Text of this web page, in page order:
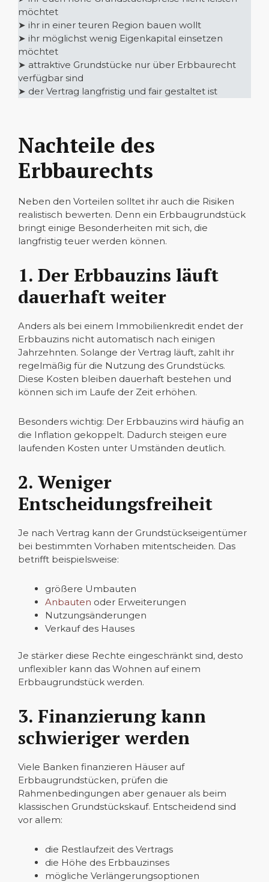
möchtet
➤ ihr in einer teuren Region bauen wollt
➤ ihr möglichst wenig Eigenkapital einsetzen
möchtet
➤ attraktive Grundstücke nur über Erbbaurecht
verfügbar sind
➤ der Vertrag langfristig und fair gestaltet ist
Nachteile des
Erbbaurechts
Neben den Vorteilen solltet ihr auch die Risiken
realistisch bewerten. Denn ein Erbbaugrundstück
bringt einige Besonderheiten mit sich, die
langfristig teuer werden können.
1. Der Erbbauzins läuft
dauerhaft weiter
Anders als bei einem Immobilienkredit endet der
Erbbauzins nicht automatisch nach einigen
Jahrzehnten. Solange der Vertrag läuft, zahlt ihr
regelmäßig für die Nutzung des Grundstücks.
Diese Kosten bleiben dauerhaft bestehen und
können sich im Laufe der Zeit erhöhen.
Besonders wichtig: Der Erbbauzins wird häufig an
die Inflation gekoppelt. Dadurch steigen eure
laufenden Kosten unter Umständen deutlich.
2. Weniger
Entscheidungsfreiheit
Je nach Vertrag kann der Grundstückseigentümer
bei bestimmten Vorhaben mitentscheiden. Das
betrifft beispielsweise:
größere Umbauten
Anbauten oder Erweiterungen
Nutzungsänderungen
Verkauf des Hauses
Je stärker diese Rechte eingeschränkt sind, desto
unflexibler kann das Wohnen auf einem
Erbbaugrundstück werden.
3. Finanzierung kann
schwieriger werden
Viele Banken finanzieren Häuser auf
Erbbaugrundstücken, prüfen die
Rahmenbedingungen aber genauer als beim
klassischen Grundstückskauf. Entscheidend sind
vor allem:
die Restlaufzeit des Vertrags
die Höhe des Erbbauzinses
mögliche Verlängerungsoptionen